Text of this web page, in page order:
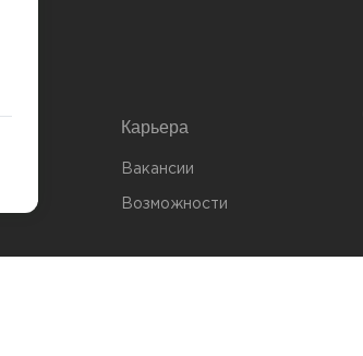
Карьера
Вакансии
Возможности